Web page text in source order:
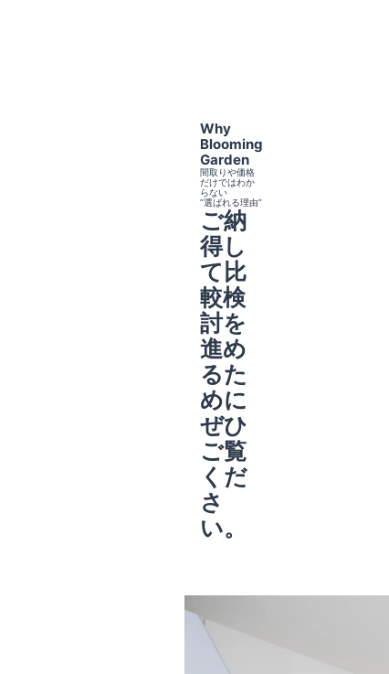
Why
Blooming
Garden
間取りや価格
だけではわか
らない
“選ばれる理由”
ご納
得し
て比
較検
討を
進め
るた
めに
ぜひ
ご覧
くだ
さ
い。